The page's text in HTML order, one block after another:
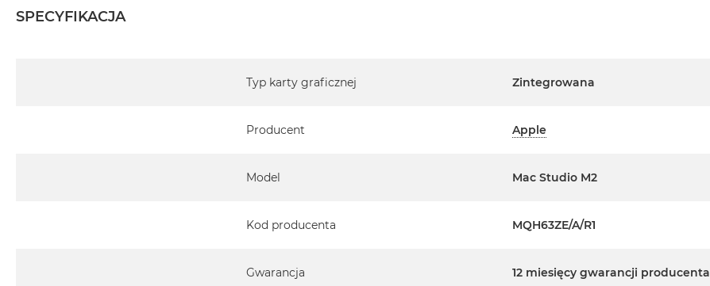
Pochodzi od polskiego, oficjalnego dystrybutora Apple.
ten temat uzyskają Państwo kontaktując się z naszym handlowcem.
Posiada system operacyjny macOS w języku polskim oraz polskie menu
SPECYFIKACJA
Typ karty graficznej
Zintegrowana
Producent Apple
Model Mac Studio M2
Kod producenta MQH63ZE/A/R1
Gwarancja 12 miesięcy gwarancji producenta